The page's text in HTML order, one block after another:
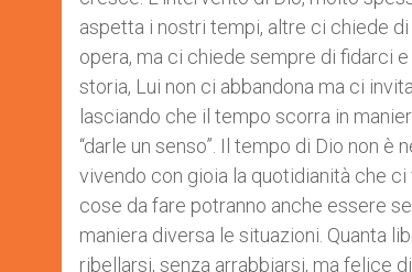
aspetta i nostri tempi, altre ci chiede
opera, ma ci chiede sempre di fidarci
storia, Lui non ci abbandona ma ci
lasciando che il tempo scorra in
“darle un senso”. Il tempo di Dio non
vivendo con gioia la quotidianità che
cose da fare potranno anche essere
maniera diversa le situazioni. Quanta
ribellarsi, senza arrabbiarsi, ma felice